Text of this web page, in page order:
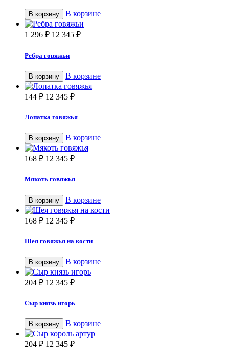
В корзину В корзине
1 296 ₽ 12 345 ₽
Ребра говяжьи
В корзину В корзине
144 ₽ 12 345 ₽
Лопатка говяжья
В корзину В корзине
168 ₽ 12 345 ₽
Мякоть говяжья
В корзину В корзине
168 ₽ 12 345 ₽
Шея говяжья на кости
В корзину В корзине
204 ₽ 12 345 ₽
Сыр князь игорь
В корзину В корзине
204 ₽ 12 345 ₽